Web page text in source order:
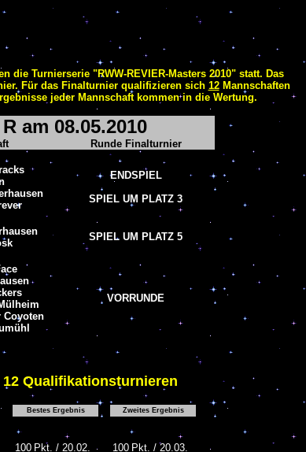
die Turnierserie "RWW-REVIER-Masters 2010" statt. Das
Für das Finalturnier qualifizieren sich 12Mannschaften
jeder Mannschaft kommen in die Wertung.
am 08.05.2010
Runde Finalturnier
ENDSPIEL
SPIEL UM PLATZ 3
SPIEL UM PLATZ 5
VORRUNDE
Coyoten
Qualifikationsturnieren
Bestes Ergebnis Zweites Ergebnis
100 Pkt. / 20.02. 100 Pkt. / 20.03.